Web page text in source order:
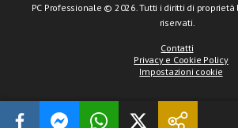
PC Professionale © 2026. Tutti i diritti di
riservati.
Contatti
Privacy e Cookie Policy
Impostazioni cookie